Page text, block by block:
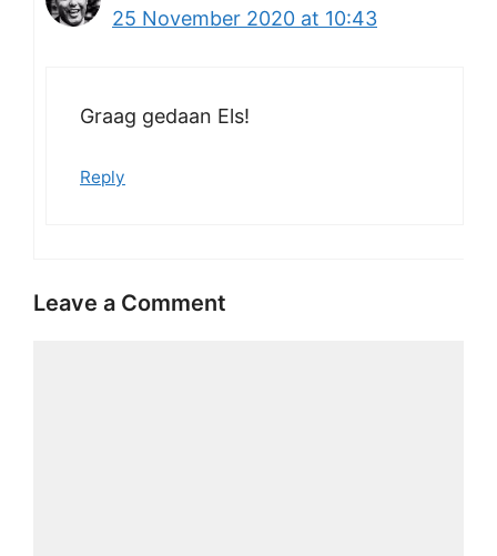
25 November 2020 at 10:43
Graag gedaan Els!
Reply
Leave a Comment